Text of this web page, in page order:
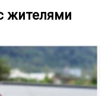
жителями